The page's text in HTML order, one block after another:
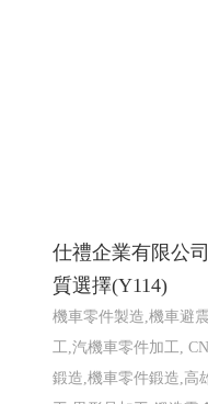
仕禮企業有限公
質選擇(Y114)
機車零件製造,機車避
工,汽機車零件加工,
鍛造,機車零件鍛造,高